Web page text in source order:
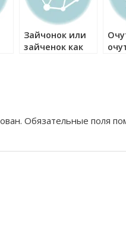
Зайчонок или
зайченок как
Обязательные поля